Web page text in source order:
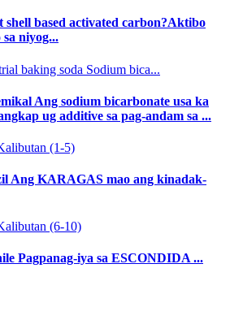
shell based activated carbon?Aktibo
sa niyog...
baking soda Sodium bica...
Ang sodium bicarbonate usa ka
ug additive sa pag-andam sa ...
(1-5)
Ang KARAGAS mao ang kinadak-
(6-10)
Pagpanag-iya sa ESCONDIDA ...